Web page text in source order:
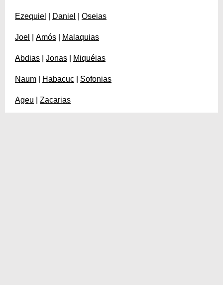
Ezequiel Daniel Oseias
Joel Amós Malaquias
Abdias Jonas Miquéias
Naum Habacuc Sofonias
Ageu Zacarias